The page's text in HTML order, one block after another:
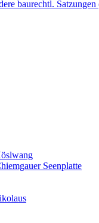
baurechtl.
Seenplatte